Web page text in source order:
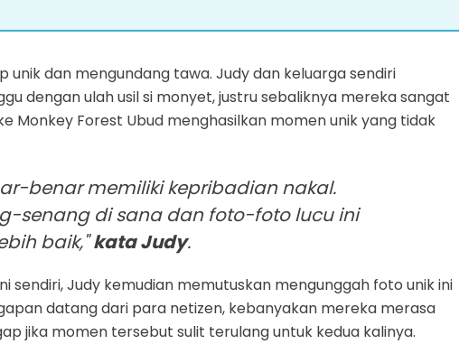
unik dan mengundang tawa. Judy dan keluarga sendiri
dengan ulah usil si monyet, justru sebaliknya mereka sangat
Monkey Forest Ubud menghasilkan momen unik yang tidak
benar memiliki kepribadian nakal.
senang di sana dan foto-foto lucu ini
baik,"kata Judy.
sendiri, Judy kemudian memutuskan mengunggah foto unik ini
datang dari para netizen, kebanyakan mereka merasa
jika momen tersebut sulit terulang untuk kedua kalinya.